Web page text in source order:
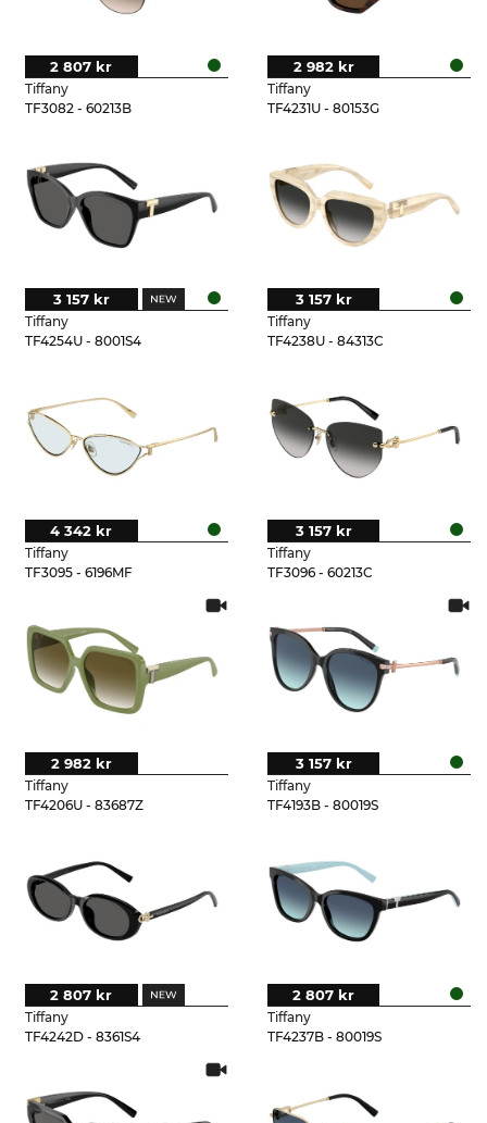
Tiffany
TF3082 - 60213B
2 807 kr
Tiffany
TF4231U - 80153G
2 982 kr
Tiffany
TF4254U - 8001S4
3 157 kr
Tiffany
TF4238U - 84313C
3 157 kr
Tiffany
TF3095 - 6196MF
4 342 kr
Tiffany
TF3096 - 60213C
3 157 kr
Tiffany
TF4206U - 83687Z
2 982 kr
Tiffany
TF4193B - 80019S
3 157 kr
Tiffany
TF4242D - 8361S4
2 807 kr
Tiffany
TF4237B - 80019S
2 807 kr